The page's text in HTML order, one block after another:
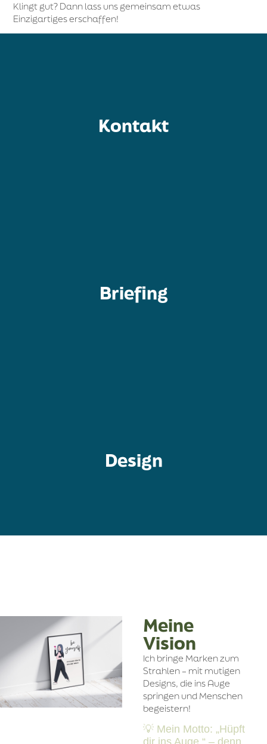
Klingt gut? Dann lass uns gemeinsam etwas
Einzigartiges erschaffen!
Kontakt
oder Mail. Die genauen Details deines Briefings
besprechen wir dann gerne persönlich oder online.
Briefing
ich nehm dich gerne an die Hand.
Design
Gemeinsam entwickeln wir ein Design, das genau zu
dir passt! Ich werde dich laufend üer den Fortschritt
Meine
Vision
Ich bringe Marken zum
Strahlen – mit mutigen
Designs, die ins Auge
springen und Menschen
begeistern!
💡 Mein Motto: „Hüpft